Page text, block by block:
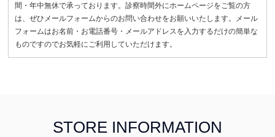
間・年中無休で承っております。診察時間外にホームページをご覧の方
は、ぜひメールフォームからのお問い合わせをお願いいたします。メール
フォームはお名前・お電話番号・メールアドレスを入力するだけの簡単な
ものですのでお気軽にご利用していただけます。
STORE INFORMATION